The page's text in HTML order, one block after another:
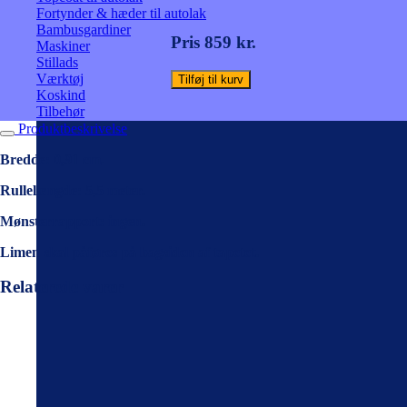
Fortynder & hæder til autolak
Bambusgardiner
Maskiner
Stillads
Værktøj
Koskind
Tilbehør
Pris 859 kr.
Tilføj til kurv
Produktbeskrivelse
Bredde: 0,91 cm.
Rullelængde: 5,5 meter.
Mønsterrapport: ingen.
Limen skal påføres på bagsiden af tapetet.
Relaterede varer